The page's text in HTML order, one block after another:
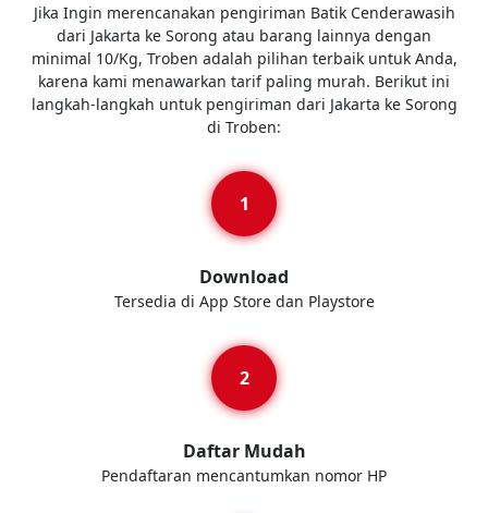
Jika Ingin merencanakan pengiriman Batik Cenderawasih
dari Jakarta ke Sorong atau barang lainnya dengan
minimal 10/Kg, Troben adalah pilihan terbaik untuk Anda,
karena kami menawarkan tarif paling murah. Berikut ini
langkah-langkah untuk pengiriman dari Jakarta ke Sorong
di Troben:
Download
Tersedia di App Store dan Playstore
Daftar Mudah
Pendaftaran mencantumkan nomor HP